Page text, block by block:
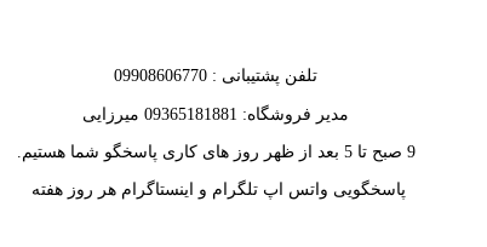
تلفن پشتیبانی : 09908606770
مدیر فروشگاه: 09365181881 میرزایی
9 صبح تا 5 بعد از ظهر روز های کاری پاسخگو شما هستیم.
پاسخگویی واتس اپ تلگرام و اینستاگرام هر روز هفته